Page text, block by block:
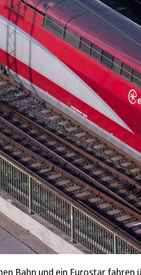
Bahn und ein Eurostar